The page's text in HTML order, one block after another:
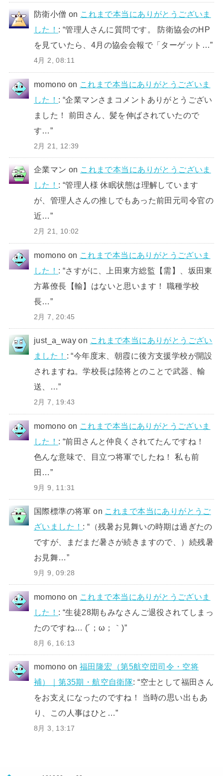
防衛小僧 on これまで本当にありがとうございま
した！ : “管理人さんに質問です。 防衛協会のHP
を見ていたら、4月の協会会報で「ターゲット…”
4月 2, 08:11
momono on これまで本当にありがとうございま
した！ : “企業マンさまコメントありがとうござい
ました！ 前田さん、髪を伸ばされていたので
す…”
2月 21, 12:39
企業マン on これまで本当にありがとうございま
した！ : “管理人様 休眠状態は理解しています
が、管理人さんの推しでもあった前田元司令官の
近…”
2月 21, 10:02
momono on これまで本当にありがとうございま
した！ : “さすがに、上田東方総監【需】、坂田東
方幕僚長【輸】はないと思います！ 職種学校
長…”
2月 7, 20:45
just_a_way on これまで本当にありがとうござい
ました！ : “今年度末、朝霞に後方支援学校が開設
されますね。学校長は陸将とのことで武器、輸
送、…”
2月 7, 19:43
momono on これまで本当にありがとうございま
した！ : “前田さんと仲良くされてたんですね！
色んな意味で、目立つ将軍でしたね！ 私も前
田…”
9月 9, 11:31
国際標準の将軍 on これまで本当にありがとうご
ざいました！ : “ （残暑お見舞いの時期は過ぎたの
ですが、まだまだ暑さが続きますので、）続残暑
お見舞…”
9月 9, 09:28
momono on これまで本当にありがとうございま
した！ : “生徒28期もみなさんご退役されてしまっ
たのですね… (´；ω；｀)”
8月 6, 16:13
momono on福田隆宏（第5航空団司令・空将
補）｜第35期・航空自衛隊: “空士として福田さん
をお支えになったのですね！ 当時の思い出もあ
り、この人事はひと…”
8月 3, 13:17